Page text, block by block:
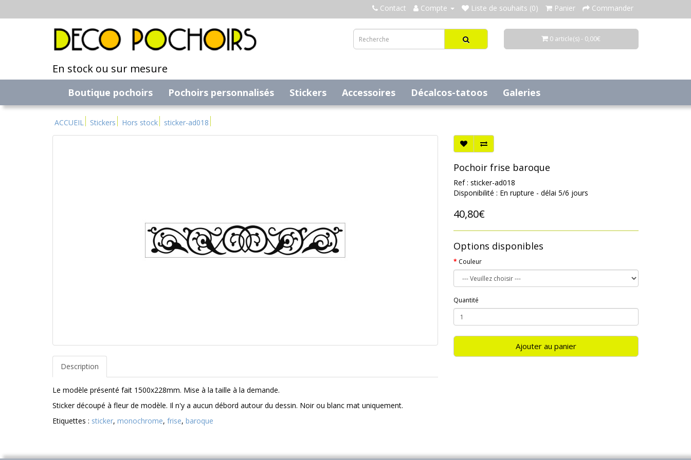
Contact Compte Liste de souhaits (0) Panier Commander
En stock ou sur mesure
0 article(s) - 0,00€
Boutique pochoirs Pochoirs personnalisés Stickers Accessoires Décalcos-tatoos Galeries
ACCUEIL Stickers Hors stock sticker-ad018
Description
Le modèle présenté fait 1500x228mm. Mise à la taille à la demande.
Sticker découpé à fleur de modèle. Il n'y a aucun débord autour du dessin. Noir ou blanc mat uniquement.
Pochoir frise baroque
Ref : sticker-ad018
Disponibilité : En rupture - délai 5/6 jours
40,80€
Options disponibles
Couleur
Quantité
Ajouter au panier
Etiquettes : sticker, monochrome, frise, baroque